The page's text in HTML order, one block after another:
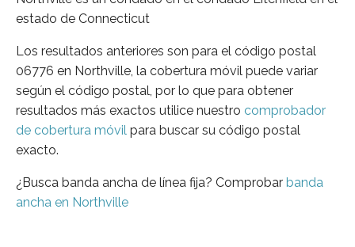
estado de Connecticut
Los resultados anteriores son para el código postal
06776 en Northville, la cobertura móvil puede variar
según el código postal, por lo que para obtener
resultados más exactos utilice nuestro comprobador
de cobertura móvil para buscar su código postal
exacto.
¿Busca banda ancha de línea fija? Comprobar banda
ancha en Northville